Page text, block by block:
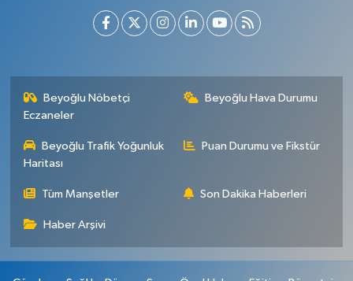
Beyoğlu Nöbetçi
Eczaneler
Beyoğlu Hava Durumu
Beyoğlu Trafik Yoğunluk
Haritası
Puan Durumu ve Fikstür
Tüm Manşetler Son Dakika Haberleri
Haber Arşivi